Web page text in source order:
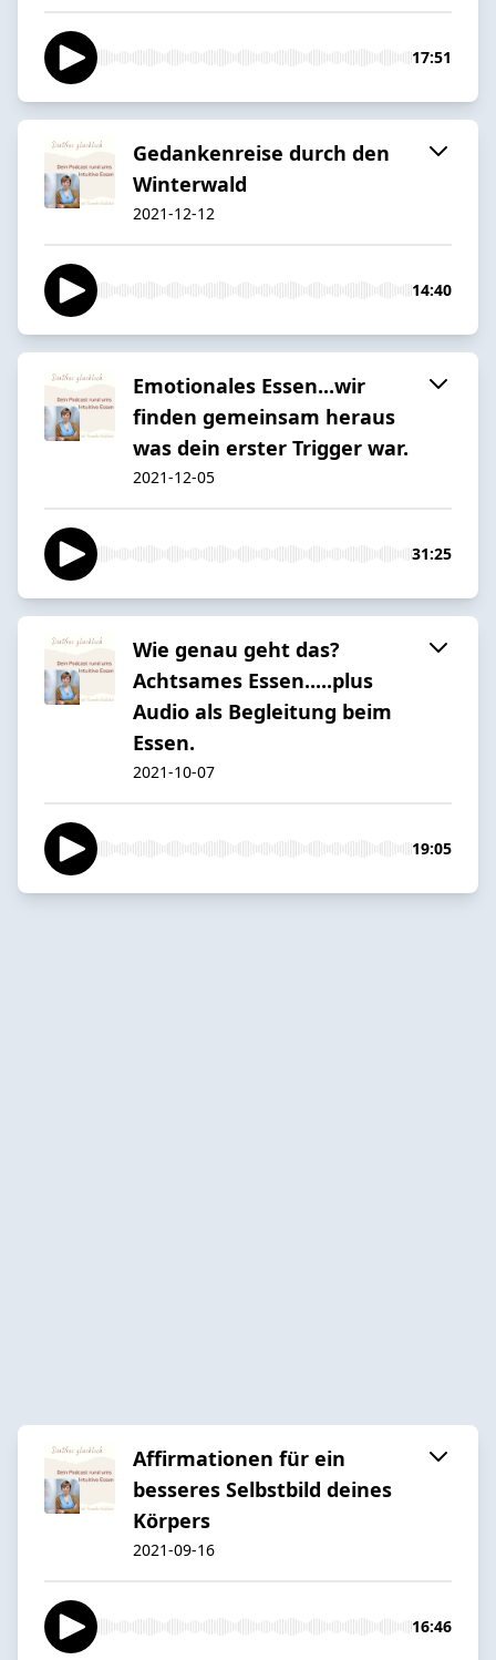
17:51
Gedankenreise durch den
Winterwald
2021-12-12
14:40
Emotionales Essen...wir
finden gemeinsam heraus
was dein erster Trigger war.
2021-12-05
31:25
Wie genau geht das?
Achtsames Essen.....plus
Audio als Begleitung beim
Essen.
2021-10-07
19:05
Affirmationen für ein
besseres Selbstbild deines
Körpers
2021-09-16
16:46